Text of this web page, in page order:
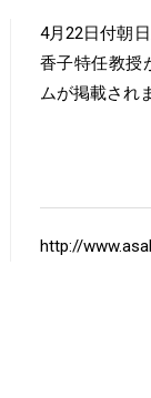
4月22日付朝
香子特任教授
ムが掲載され
http://